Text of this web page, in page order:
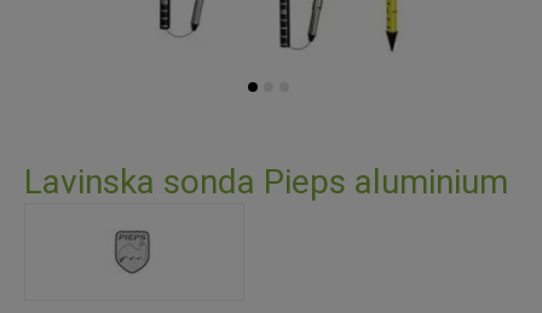
to
the
Lavinska sonda Pieps aluminium